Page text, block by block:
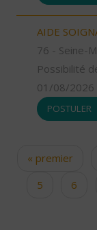
AIDE
76 - Seine-
Possibilité
01/08/2026
POSTULER
Pages« premier
5
6